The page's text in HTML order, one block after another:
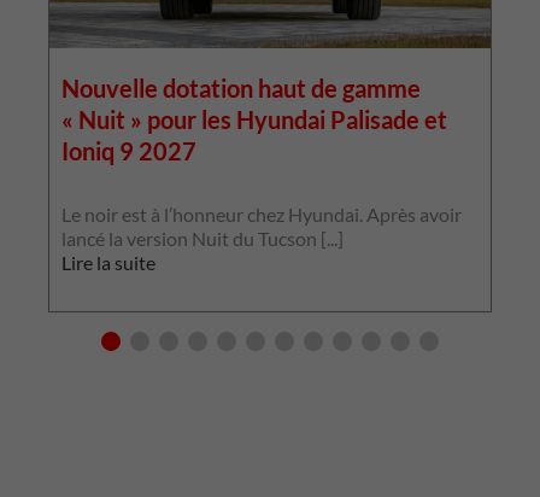
Nouvelle dotation haut de gamme
« Nuit » pour les Hyundai Palisade et
Ioniq 9 2027
Le noir est à l’honneur chez Hyundai. Après avoir
lancé la version Nuit du Tucson [...]
Lire la suite